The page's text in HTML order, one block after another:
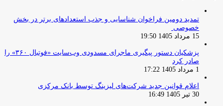
تمدید دومین فراخوان شناسایی و جذب استعدادهای برتر در بخش
خصوصی
15 مرداد 1405 19:50
پزشکیان دستور پیگیری ماجرای مسدودی وب‌سایت «فوتبال ۳۶۰» را
صادر کرد
1 مرداد 1405 17:22
اعلام قوانین جدید شرکت‌های لیزینگ توسط بانک مرکزی
30 تیر 1405 16:49